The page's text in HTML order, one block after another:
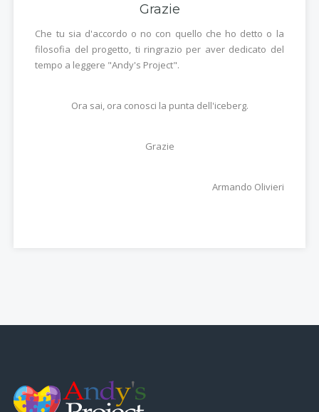
Grazie
Che tu sia d'accordo o no con quello che ho detto o la
filosofia del progetto, ti ringrazio per aver dedicato del
tempo a leggere "Andy's Project".
Ora sai, ora conosci la punta dell'iceberg.
Grazie
Armando Olivieri